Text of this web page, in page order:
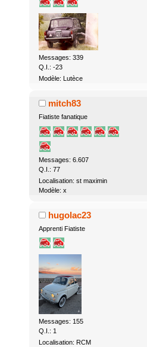
Messages: 339
Q.I.: -23
Modèle: Lutèce
mitch83
Fiatiste fanatique
Messages: 6.607
Q.I.: 77
Localisation: st maximin
Modèle: x
hugolac23
Apprenti Fiatiste
Messages: 155
Q.I.: 1
Localisation: RCM